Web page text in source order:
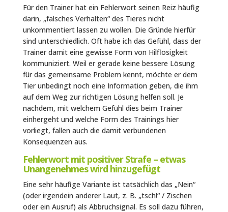
Für den Trainer hat ein Fehlerwort seinen Reiz häufig
darin, „falsches Verhalten“ des Tieres nicht
unkommentiert lassen zu wollen. Die Gründe hierfür
sind unterschiedlich. Oft habe ich das Gefühl, dass der
Trainer damit eine gewisse Form von Hilflosigkeit
kommuniziert. Weil er gerade keine bessere Lösung
für das gemeinsame Problem kennt, möchte er dem
Tier unbedingt noch eine Information geben, die ihm
auf dem Weg zur richtigen Lösung helfen soll. Je
nachdem, mit welchem Gefühl dies beim Trainer
einhergeht und welche Form des Trainings hier
vorliegt, fallen auch die damit verbundenen
Konsequenzen aus.
Fehlerwort mit positiver Strafe – etwas
Unangenehmes wird hinzugefügt
Eine sehr häufige Variante ist tatsächlich das „Nein“
(oder irgendein anderer Laut, z. B. „tsch!“ / Zischen
oder ein Ausruf) als Abbruchsignal. Es soll dazu führen,